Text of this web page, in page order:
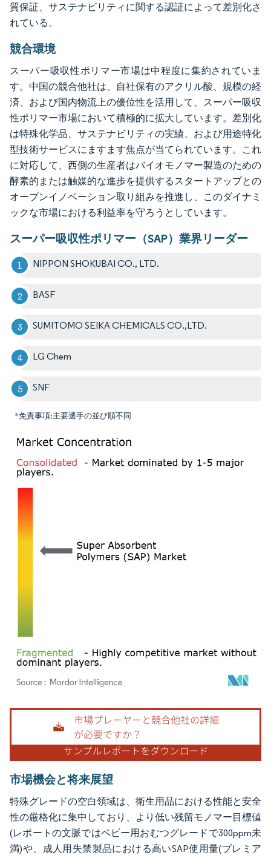
質保証、サステナビリティに関する認証によって差別化さ
れている。
競合環境
スーパー吸収性ポリマー市場は中程度に集約されていま
す。中国の競合他社は、自社保有のアクリル酸、規模の経
済、および国内物流上の優位性を活用して、スーパー吸収
性ポリマー市場において積極的に拡大しています。差別化
は特殊化学品、サステナビリティの実績、および用途特化
型技術サービスにますます焦点が当てられています。これ
に対応して、西側の生産者はバイオモノマー製造のための
酵素的または触媒的な進歩を提供するスタートアップとの
オープンイノベーション取り組みを推進し、このダイナミ
ックな市場における利益率を守ろうとしています。
スーパー吸収性ポリマー（SAP）業界リーダー
NIPPON SHOKUBAI CO., LTD.
BASF
SUMITOMO SEIKA CHEMICALS CO.,LTD.
LG Chem
SNF
*免責事項:主要選手の並び順不同
画像 © Mordor Intelligence。再利用にはCC BY 4.0の表示が必要です。
市場機会と将来展望
特殊グレードの空白領域は、衛生用品における性能と安全
性の厳格化に集中しており、より低い残留モノマー目標値
(レポートの文脈ではベビー用おむつグレードで300ppm未
満)や、成人用失禁製品における高いSAP使用量(プレミア